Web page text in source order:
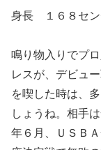
身長 １６８セ
鳴り物入りでプ
レスが、デビュ
を喫した時は、
しょうね。相手
年６月、ＵＳＢ